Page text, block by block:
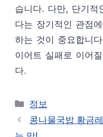
습니다. 다만, 단기적
다는 장기적인 관점
하는 것이 중요합니
이어트 실패로 이어
다.
카
테
정보
콩나물국밥 황금